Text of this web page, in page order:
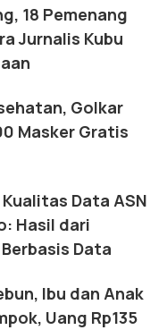
18 Pemenang
Jurnalis Kubu
Golkar
Masker Gratis
Data ASN
Hasil dari
Data
Ibu dan Anak
Uang Rp135